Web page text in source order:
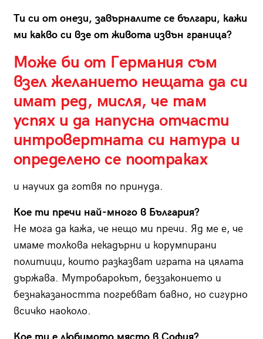
Ти си от онези, завърналите се българи, кажи
ми какво си взе от живота извън граница?
Може би от Германия съм
взел желанието нещата да си
имат ред, мисля, че там
успях и да напусна отчасти
интровертната си натура и
определено се поотраках
и научих да готвя по принуда.
Кое ти пречи най-много в България?
Не мога да кажа, че нещо ми пречи. Яд ме е, че
имаме толкова некадърни и корумпирани
политици, които разказват играта на цялата
държава. Мутробарокът, беззаконието и
безнаказаността погребват бавно, но сигурно
всичко наоколо.